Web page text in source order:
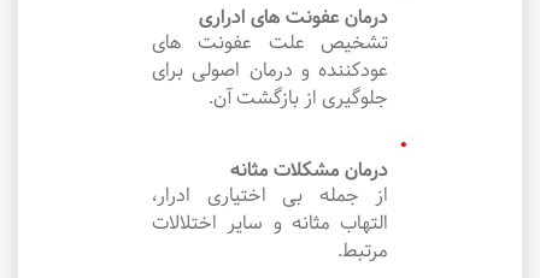
درمان عفونت های ادراری
تشخیص علت عفونت های
عودکننده و درمان اصولی برای
جلوگیری از بازگشت آن.
درمان مشکلات مثانه
از جمله بی اختیاری ادرار،
التهاب مثانه و سایر اختلالات
مرتبط.